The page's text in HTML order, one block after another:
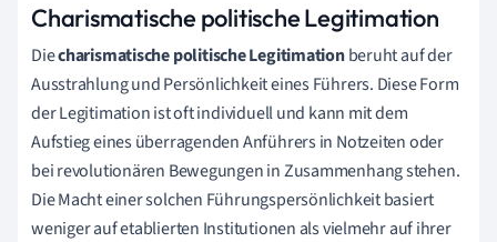
Charismatische politische Legitimation
Diecharismatische politische Legitimationberuht auf der
Ausstrahlung und Persönlichkeit eines Führers. Diese Form
der Legitimation ist oft individuell und kann mit dem
Aufstieg eines überragenden Anführers in Notzeiten oder
bei revolutionären Bewegungen in Zusammenhang stehen.
Die Macht einer solchen Führungspersönlichkeit basiert
weniger auf etablierten Institutionen als vielmehr auf ihrer